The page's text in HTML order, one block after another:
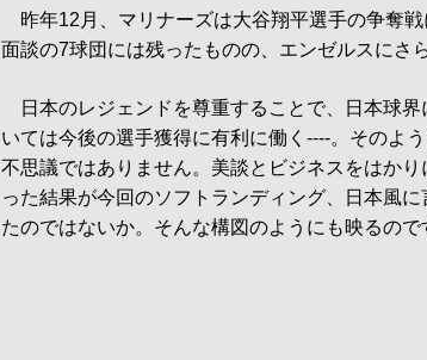
昨年12月、マリナーズは大谷翔平選手の争奪
面談の7球団には残ったものの、エンゼルスにさ
日本のレジェンドを尊重することで、日本球界
いては今後の選手獲得に有利に働く----。そのよ
不思議ではありません。美談とビジネスをはか
った結果が今回のソフトランディング、日本風
たのではないか。そんな構図のようにも映るので